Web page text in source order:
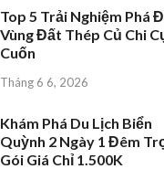
Top 5 Trải Nghiệm Phá
Vùng Đất Thép Củ Chi
Cuốn
Tháng 6 6, 2026
Khám Phá Du Lịch Biển
Quỳnh 2 Ngày 1 Đêm
Gói Giá Chỉ 1.500K